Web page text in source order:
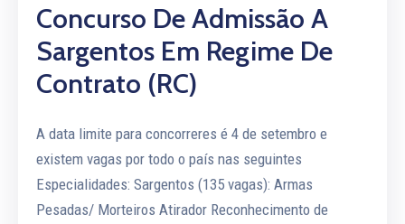
Concurso De Admissão A
Sargentos Em Regime De
Contrato (RC)
A data limite para concorreres é 4 de setembro e
existem vagas por todo o país nas seguintes
Especialidades: Sargentos (135 vagas): Armas
Pesadas/ Morteiros Atirador Reconhecimento de